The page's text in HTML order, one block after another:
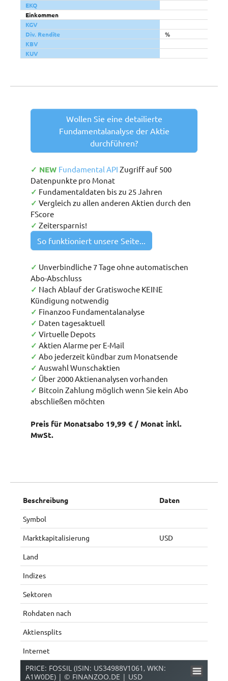
EKQ
Einkommen
KGV
Div. Rendite
%
KBV
KUV
Wollen Sie eine detailierte
Fundamentalanalyse der Aktie
durchführen?
✓ NEW Fundamental API Zugriff auf 500
Datenpunkte pro Monat
✓ Fundamentaldaten bis zu 25 Jahren
✓ Vergleich zu allen anderen Aktien durch den
FScore
✓ Zeitersparnis!
So funktioniert unsere Seite...
✓ Unverbindliche 7 Tage ohne automatischen
Abo-Abschluss
✓ Nach Ablauf der Gratiswoche KEINE
Kündigung notwendig
✓ Finanzoo Fundamentalanalyse
✓ Daten tagesaktuell
✓ Virtuelle Depots
✓ Aktien Alarme per E-Mail
✓ Abo jederzeit kündbar zum Monatsende
✓ Auswahl Wunschaktien
✓ Über 2000 Aktienanalysen vorhanden
✓ Bitcoin Zahlung möglich wenn Sie kein Abo
abschließen möchten
Preis für Monatsabo 19,99 € / Monat inkl.
MwSt.
Beschreibung Daten
Symbol
Marktkapitalisierung USD
Land
Indizes
Sektoren
Rohdaten nach
Aktiensplits
Internet
PRICE: FOSSIL (ISIN: US34988V1061, WKN:
A1W0DE) | © FINANZOO.DE | USD